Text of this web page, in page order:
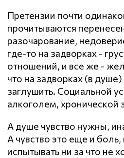
Претензии почти
прочитываются
разочарование,
где-то на задворках -
отношений, и все же -
что на задворках (в
заглушить. Социальной
алкоголем, хронической
А душе чувство нужны,
А чувство это еще и
испытывать ни за что не